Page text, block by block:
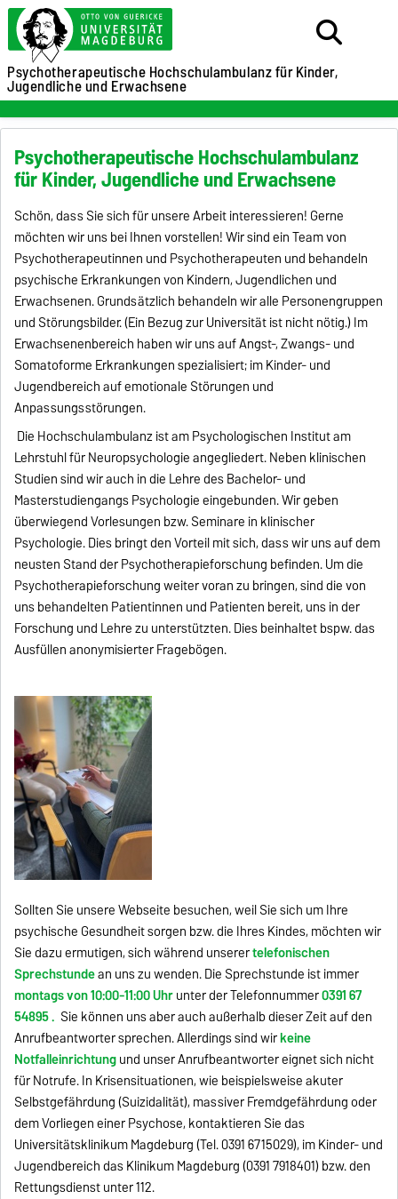
Psychotherapeutische Hochschulambulanz fürKinder,
Jugendliche und Erwachsene
Psychotherapeutische Hochschulambulanz
für Kinder, Jugendliche und Erwachsene
Schön, dass Sie sich für unsere Arbeit interessieren! Gerne
möchten wir uns bei Ihnen vorstellen! Wir sind ein Team von
Psychotherapeutinnen und Psychotherapeuten und behandeln
psychische Erkrankungen von Kindern, Jugendlichen und
Erwachsenen. Grundsätzlich behandeln wir alle Personengruppen
und Störungsbilder. (Ein Bezug zur Universität ist nicht nötig.) Im
Erwachsenenbereich haben wir uns auf Angst-, Zwangs- und
Somatoforme Erkrankungen spezialisiert; im Kinder- und
Jugendbereich auf emotionale Störungen und
Anpassungsstörungen.
Die Hochschulambulanz ist am Psychologischen Institut am
Lehrstuhl für Neuropsychologie angegliedert. Neben klinischen
Studien sind wir auch in die Lehre des Bachelor- und
Masterstudiengangs Psychologie eingebunden. Wir geben
überwiegend Vorlesungen bzw. Seminare in klinischer
Psychologie. Dies bringt den Vorteil mit sich, dass wir uns auf dem
neusten Stand der Psychotherapieforschung befinden. Um die
Psychotherapieforschung weiter voran zu bringen, sind die von
uns behandelten Patientinnen und Patienten bereit, uns in der
Forschung und Lehre zu unterstützten. Dies beinhaltet bspw. das
Ausfüllen anonymisierter Fragebögen.
Sollten Sie unsere Webseite besuchen, weil Sie sich um Ihre
psychische Gesundheit sorgen bzw. die Ihres Kindes, möchten wir
Sie dazu ermutigen, sich während unserertelefonischen
Sprechstundean uns zu wenden. Die Sprechstunde ist immer
montags von 10:00-11:00 Uhrunter der Telefonnummer0391 67
54895 . Sie können uns aber auch außerhalb dieser Zeit auf den
Anrufbeantworter sprechen. Allerdings sind wirkeine
Notfalleinrichtungund unser Anrufbeantworter eignet sich nicht
für Notrufe. In Krisensituationen, wie beispielsweise akuter
Selbstgefährdung (Suizidalität), massiver Fremdgefährdung oder
dem Vorliegen einer Psychose, kontaktieren Sie das
Universitätsklinikum Magdeburg (Tel. 0391 6715029), im Kinder- und
Jugendbereich das Klinikum Magdeburg (0391 7918401) bzw. den
Rettungsdienst unter 112.